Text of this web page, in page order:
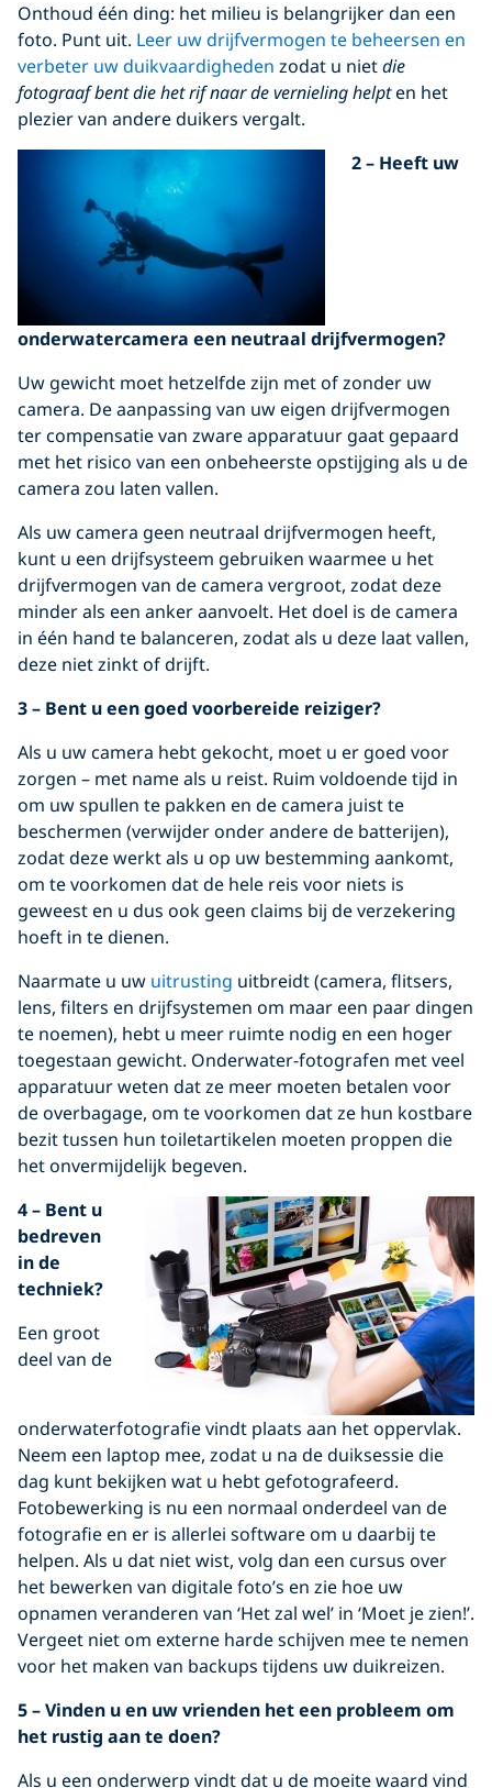
Onthoud één ding: het milieu is belangrijker dan een
foto. Punt uit. Leer uw drijfvermogen te beheersen en
verbeter uw duikvaardigheden zodat u nietdie
fotograaf bent die het rif naar de vernieling helpten het
plezier van andere duikers vergalt.
2 – Heeft uw
onderwatercamera een neutraal drijfvermogen?
Uw gewicht moet hetzelfde zijn met of zonder uw
camera. De aanpassing van uw eigen drijfvermogen
ter compensatie van zware apparatuur gaat gepaard
met het risico van een onbeheerste opstijging als u de
camera zou laten vallen.
Als uw camera geen neutraal drijfvermogen heeft,
kunt u een drijfsysteem gebruiken waarmee u het
drijfvermogen van de camera vergroot, zodat deze
minder als een anker aanvoelt. Het doel is de camera
in één hand te balanceren, zodat als u deze laat vallen,
deze niet zinkt of drijft.
3 – Bent u een goed voorbereide reiziger?
Als u uw camera hebt gekocht, moet u er goed voor
zorgen – met name als u reist. Ruim voldoende tijd in
om uw spullen te pakken en de camera juist te
beschermen (verwijder onder andere de batterijen),
zodat deze werkt als u op uw bestemming aankomt,
om te voorkomen dat de hele reis voor niets is
geweest en u dus ook geen claims bij de verzekering
hoeft in te dienen.
Naarmate u uw uitrusting uitbreidt (camera, flitsers,
lens, filters en drijfsystemen om maar een paar dingen
te noemen), hebt u meer ruimte nodig en een hoger
toegestaan gewicht. Onderwater-fotografen met veel
apparatuur weten dat ze meer moeten betalen voor
de overbagage, om te voorkomen dat ze hun kostbare
bezit tussen hun toiletartikelen moeten proppen die
het onvermijdelijk begeven.
4 – Bent u
bedreven
in de
techniek?
Een groot
deel van de
onderwaterfotografie vindt plaats aan het oppervlak.
Neem een laptop mee, zodat u na de duiksessie die
dag kunt bekijken wat u hebt gefotografeerd.
Fotobewerking is nu een normaal onderdeel van de
fotografie en er is allerlei software om u daarbij te
helpen. Als u dat niet wist, volg dan een cursus over
het bewerken van digitale foto’s en zie hoe uw
opnamen veranderen van ‘Het zal wel’ in ‘Moet je zien!’.
Vergeet niet om externe harde schijven mee te nemen
voor het maken van backups tijdens uw duikreizen.
5 – Vinden u en uw vrienden het een probleem om
het rustig aan te doen?
Als u een onderwerp vindt dat u de moeite waard vind